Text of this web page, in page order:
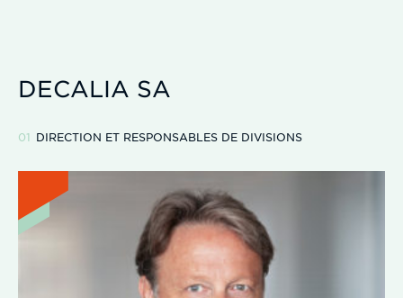
DECALIA SA
DIRECTION ET RESPONSABLES DE DIVISIONS